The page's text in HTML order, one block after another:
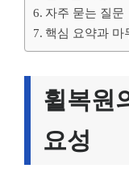
자주 묻는 질문
핵심 요약과 마
휠복원
요성